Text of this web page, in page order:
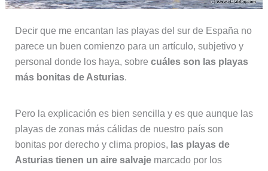
Decir que me encantan las playas del sur de España no
parece un buen comienzo para un artículo, subjetivo y
personal donde los haya, sobre cuáles son las playas
más bonitas de Asturias.
Pero la explicación es bien sencilla y es que aunque las
playas de zonas más cálidas de nuestro país son
bonitas por derecho y clima propios, las playas de
Asturias tienen un aire salvajemarcado por los